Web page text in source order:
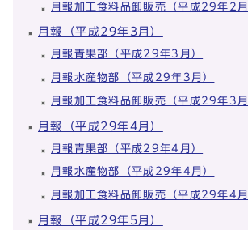
月報加工食料品卸販売（平成29年2月
月報（平成29年3月）
月報青果部（平成29年3月）
月報水産物部（平成29年3月）
月報加工食料品卸販売（平成29年3月
月報（平成29年4月）
月報青果部（平成29年4月）
月報水産物部（平成29年4月）
月報加工食料品卸販売（平成29年4月
月報（平成29年5月）